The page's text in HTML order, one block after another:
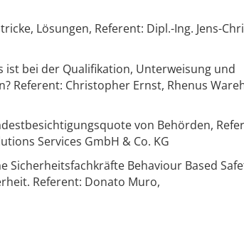
Lösungen, Referent: Dipl.-Ing. Jens-
bei der Qualifikation, Unterweisung und
Referent: Christopher Ernst, Rhenus
von Behörden,
Services GmbH & Co. KG
Behaviour Based
Referent: Donato Muro,